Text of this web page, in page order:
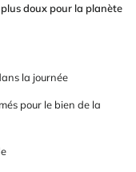
doux pour la planète
la journée
pour le bien de la